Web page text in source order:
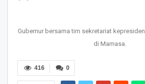
Gubernur bersama tim sekretariat
di Mamasa.
0
416